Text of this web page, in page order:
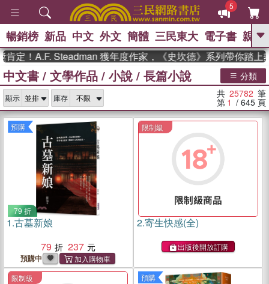
5
GO
熱搜： 東野圭吾 、 高希均教授回憶錄
、 The Odyssey 、 父親節 、 如果歷
、 國際布克
獎 臺灣漫遊錄 、 方念華 、 台灣的李
登輝時代 、 數學女孩：黎曼猜想 、
偉大的迷走神經
暢銷榜 新品 中文 外文 簡體 三民東大 電子書 親子
Steadman 獲年度作家，《史坎德》系列帶你踏上熱血奇
中文書 / 文學作品 / 小說 / 長篇小說 分類
顯示 庫存 共 25782 筆
第 1 / 645 頁
預購
79 折
1.古墓新娘
79
237
預購中
限制級
2.寄生快感(全)
出版後開放訂購
限制級 預購